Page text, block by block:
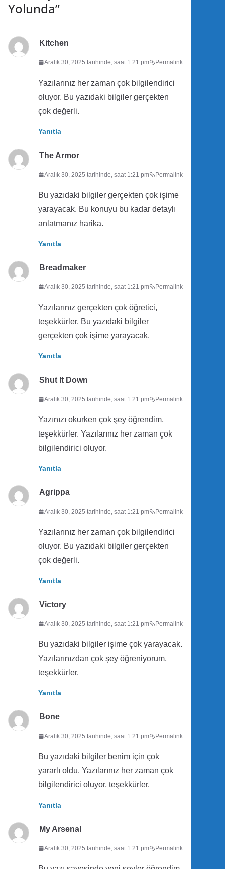
Yolunda”
Kitchen
Aralık 30, 2025 tarihinde, saat 1:21 pm Permalink
Yazılarınız her zaman çok bilgilendirici
oluyor. Bu yazıdaki bilgiler gerçekten
çok değerli.
Yanıtla
The Armor
Aralık 30, 2025 tarihinde, saat 1:21 pm Permalink
Bu yazıdaki bilgiler gerçekten çok işime
yarayacak. Bu konuyu bu kadar detaylı
anlatmanız harika.
Yanıtla
Breadmaker
Aralık 30, 2025 tarihinde, saat 1:21 pm Permalink
Yazılarınız gerçekten çok öğretici,
teşekkürler. Bu yazıdaki bilgiler
gerçekten çok işime yarayacak.
Yanıtla
Shut It Down
Aralık 30, 2025 tarihinde, saat 1:21 pm Permalink
Yazınızı okurken çok şey öğrendim,
teşekkürler. Yazılarınız her zaman çok
bilgilendirici oluyor.
Yanıtla
Agrippa
Aralık 30, 2025 tarihinde, saat 1:21 pm Permalink
Yazılarınız her zaman çok bilgilendirici
oluyor. Bu yazıdaki bilgiler gerçekten
çok değerli.
Yanıtla
Victory
Aralık 30, 2025 tarihinde, saat 1:21 pm Permalink
Bu yazıdaki bilgiler işime çok yarayacak.
Yazılarınızdan çok şey öğreniyorum,
teşekkürler.
Yanıtla
Bone
Aralık 30, 2025 tarihinde, saat 1:21 pm Permalink
Bu yazıdaki bilgiler benim için çok
yararlı oldu. Yazılarınız her zaman çok
bilgilendirici oluyor, teşekkürler.
Yanıtla
My Arsenal
Aralık 30, 2025 tarihinde, saat 1:21 pm Permalink